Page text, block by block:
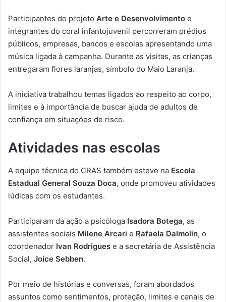
Participantes do projeto Arte e Desenvolvimento e
integrantes do coral infantojuvenil percorreram prédios
públicos, empresas, bancos e escolas apresentando uma
música ligada à campanha. Durante as visitas, as crianças
entregaram flores laranjas, símbolo do Maio Laranja.
A iniciativa trabalhou temas ligados ao respeito ao corpo,
limites e à importância de buscar ajuda de adultos de
confiança em situações de risco.
Atividades nas escolas
A equipe técnica do CRAS também esteve na Escola
Estadual General Souza Doca, onde promoveu atividades
lúdicas com os estudantes.
Participaram da ação a psicóloga Isadora Botega, as
assistentes sociais Milene Arcari e Rafaela Dalmolin, o
coordenador Ivan Rodrigues e a secretária de Assistência
Social, Joice Sebben.
Por meio de histórias e conversas, foram abordados
assuntos como sentimentos, proteção, limites e canais de